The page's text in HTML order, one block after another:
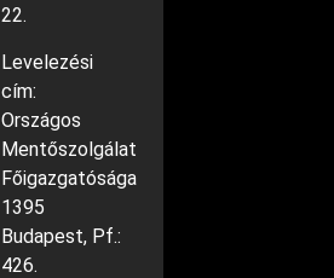
22.
Levelezési
cím:
Országos
Mentőszolgálat
Főigazgatósága
1395
Budapest, Pf.:
426.